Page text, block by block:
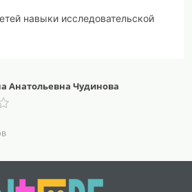
навыки исследовательской
отношение ко всему
белого медведя! Я предлагаю
на Северный полюс
Давайте на нашей карте
арктическую пустыню?
Анатольевна Чудинова